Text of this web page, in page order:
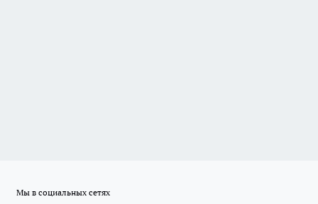
Мы в социальных сетях